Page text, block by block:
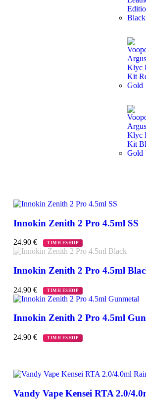
Innokin Zenith 2 Pro 4.5ml SS
24.90 € ΤΙΜΗ ESHOP
Innokin Zenith 2 Pro 4.5ml
24.90 € ΤΙΜΗ ESHOP
Innokin Zenith 2 Pro 4.5ml
24.90 € ΤΙΜΗ ESHOP
Vandy Vape Kensei RTA 2.0/